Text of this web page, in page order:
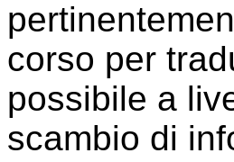
corso per
possibile a
scambio di